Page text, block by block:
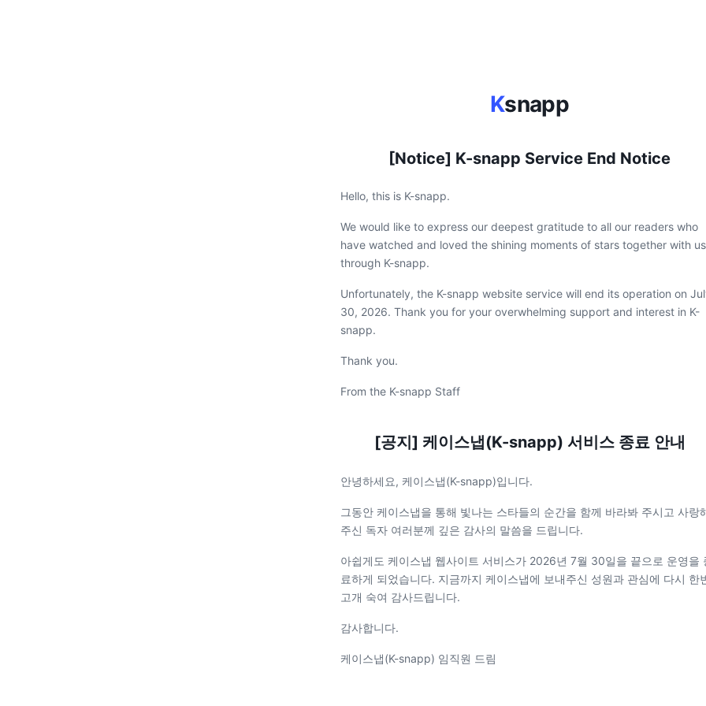
Ksnapp
[Notice] K-snapp Service End Notice
Hello, this is K-snapp.
We would like to express our deepest gratitude to all our readers who
have watched and loved the shining moments of stars together with us
through K-snapp.
Unfortunately, the K-snapp website service will end its operation on
30, 2026. Thank you for your overwhelming support and interest in K-
snapp.
Thank you.
From the K-snapp Staff
[공지] 케이스냅(K-snapp) 서비스 종료 안내
안녕하세요, 케이스냅(K-snapp)입니다.
그동안 케이스냅을 통해 빛나는 스타들의 순간을 함께 바라봐 주시고 사랑
주신 독자 여러분께 깊은 감사의 말씀을 드립니다.
아쉽게도 케이스냅 웹사이트 서비스가 2026년 7월 30일을 끝으로 운영을
료하게 되었습니다. 지금까지 케이스냅에 보내주신 성원과 관심에 다시 한
고개 숙여 감사드립니다.
감사합니다.
케이스냅(K-snapp) 임직원 드림